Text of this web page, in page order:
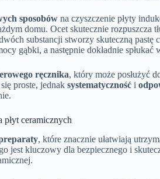
sposobów na czyszczenie płyty
domu. Ocet skutecznie rozpuszcza
substancji stworzy skuteczną
gąbki, a następnie dokładnie spłukać
ręcznika, który może posłużyć
proste, jednaksystematyczność i
płyt ceramicznych
, które znacznie ułatwiają
jest kluczowy dla bezpiecznego i